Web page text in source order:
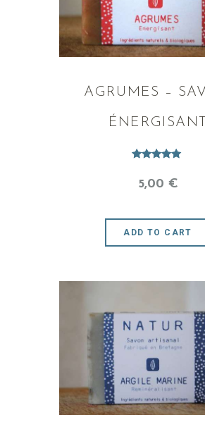
AGRUMES –
ÉNERGISANT
5.00
sur 5
5,00 €
ADD TO CART